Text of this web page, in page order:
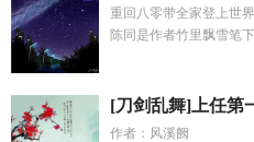
重回八零带全家登上世
陈同是作者竹里飘雪笔
[刀剑乱舞]上任第
作者：风溪阙